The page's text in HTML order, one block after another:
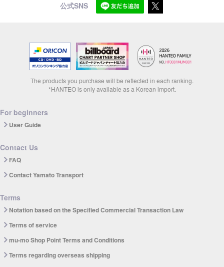
公式SNS
The products you purchase will be reflected in each ranking.
*HANTEO is only available as a Korean import.
For beginners
User Guide
Contact Us
FAQ
Contact Yamato Transport
Terms
Notation based on the Specified Commercial Transaction Law
Terms of service
mu-mo Shop Point Terms and Conditions
Terms regarding overseas shipping